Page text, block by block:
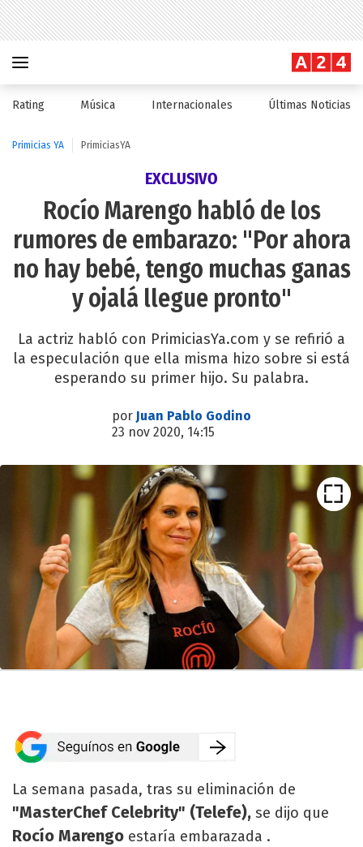
Rating Música Internacionales Últimas Noticias
Primicias YA PrimiciasYA
EXCLUSIVO
Rocío Marengo habló de los
rumores de embarazo: "Por ahora
no hay bebé, tengo muchas ganas
y ojalá llegue pronto"
La actriz habló con PrimiciasYa.com y se refirió a
la especulación que ella misma hizo sobre si está
esperando su primer hijo. Su palabra.
por Juan Pablo Godino
23 nov 2020, 14:15
La semana pasada, tras su eliminación de
"MasterChef Celebrity" (Telefe), se dijo que
Rocío Marengo estaría embarazada .